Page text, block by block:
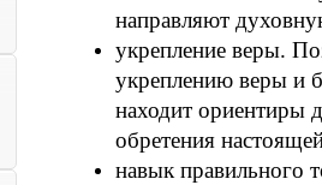
направляют
укрепление веры.
укреплению веры и
находит ориентиры
обретения
навык правильного